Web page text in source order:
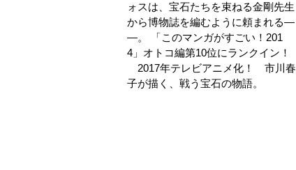
ォスは、宝石たちを束ねる金剛先生
から博物誌を編むように頼まれる―
―。 「このマンガがすごい！201
4」オトコ編第10位にランクイン！
2017年テレビアニメ化！ 市川春
子が描く、戦う宝石の物語。